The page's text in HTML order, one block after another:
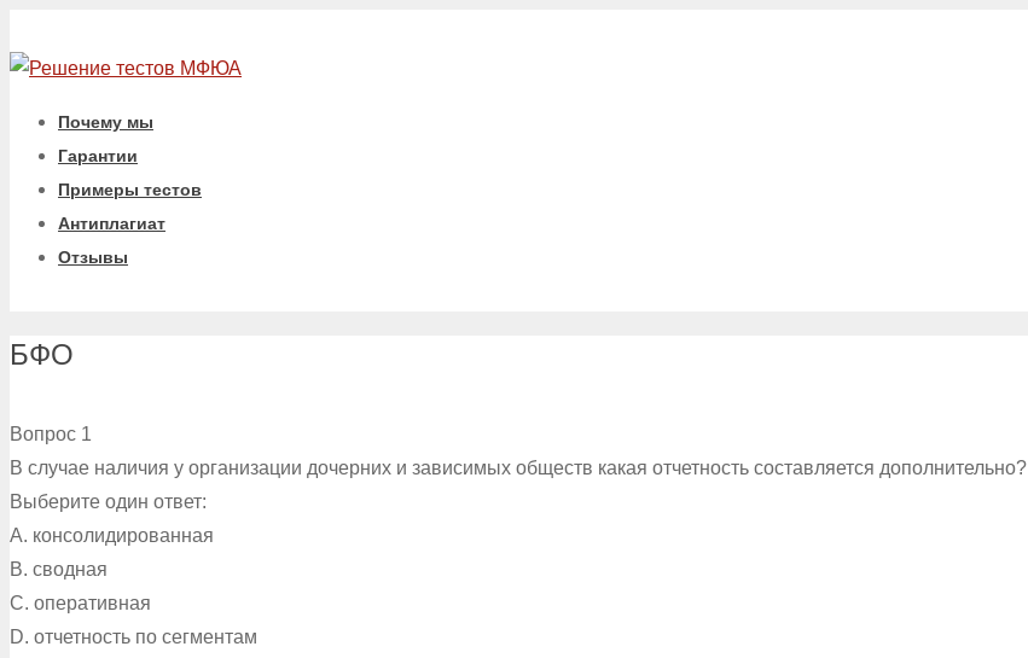
Почему мы
Гарантии
Примеры тестов
Антиплагиат
Отзывы
БФО
Вопрос 1
В случае наличия у организации дочерних и зависимых обществ какая отчетность составляется дополнительно?
Выберите один ответ:
A. консолидированная
B. сводная
C. оперативная
D. отчетность по сегментам